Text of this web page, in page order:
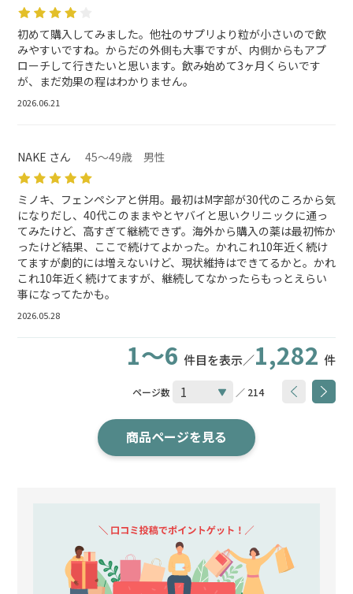
初めて購入してみました。他社のサプリより粒が小さいので飲
みやすいですね。からだの外側も大事ですが、内側からもアプ
ローチして行きたいと思います。飲み始めて3ヶ月くらいです
が、まだ効果の程はわかりません。
2026.06.21
NAKE さん 45～49歳 男性
ミノキ、フェンペシアと併用。最初はM字部が30代のころから気
になりだし、40代このままやとヤバイと思いクリニックに通っ
てみたけど、高すぎて継続できず。海外から購入の薬は最初怖か
ったけど結果、ここで続けてよかった。かれこれ10年近く続け
てますが劇的には増えないけど、現状維持はできてるかと。かれ
これ10年近く続けてますが、継続してなかったらもっとえらい
事になってたかも。
2026.05.28
1～6 件目を表示／1,282 件
ページ数 ／ 214
商品ページを見る